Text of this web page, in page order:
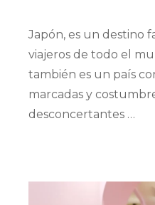
Japón, es un destino
viajeros de todo el
también es un país
marcadas y
desconcertantes …